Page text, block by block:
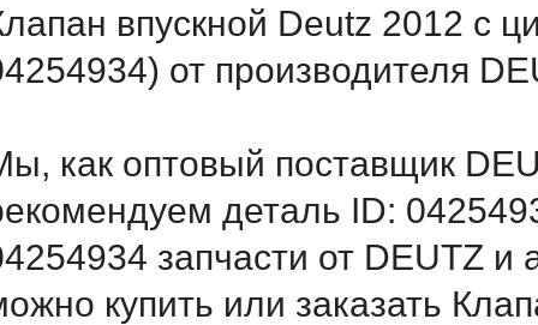
впускной Deutz 2012 с
от производителя
как оптовый поставщик
деталь ID:
запчасти от DEUTZ и
купить или заказать